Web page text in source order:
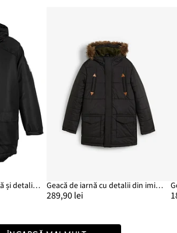
Geacă de iarnă cu glugă și detalii în stil sport Geacă de iarnă cu detalii din imitație de piele și glugă cu blană
289,90 lei